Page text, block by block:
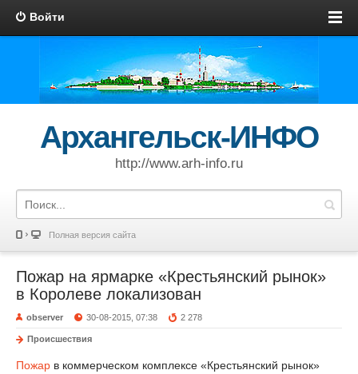
Войти
Архангельск-ИНФО
http://www.arh-info.ru
Полная версия сайта
Пожар на ярмарке «Крестьянский рынок»
в Королеве локализован
observer 30-08-2015, 07:38 2 278
Происшествия
Пожар в коммерческом комплексе «Крестьянский рынок»